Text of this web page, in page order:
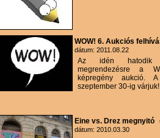
WOW! 6. Aukciós
dátum: 2011.08.22
Az idén hatodik
megrendezésre a
képregény aukció.
szeptember 30-ig várjuk!
Eine vs. Drez megnyitó
dátum: 2010.03.30